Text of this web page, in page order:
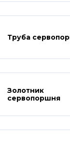
Труба
Золотник
сервопоршня